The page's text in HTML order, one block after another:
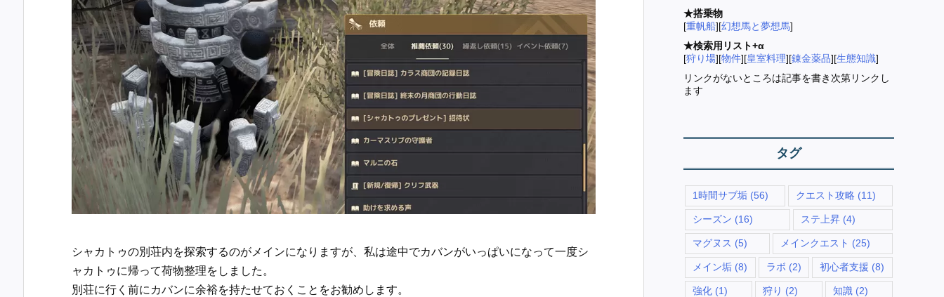
シャカトゥの別荘内を探索するのがメインになりますが、私は途中でカバンがいっぱいになって一度シ
ャカトゥに帰って荷物整理をしました。
別荘に行く前にカバンに余裕を持たせておくことをお勧めします。
★搭乗物
[重帆船][幻想馬と夢想馬]
★検索用リスト+α
[狩り場][物件][皇室料理][錬金薬品][生態知識]
リンクがないところは記事を書き次第リンクし
ます
タグ
1時間サブ垢 (56) クエスト攻略 (11)
シーズン (16) ステ上昇 (4)
マグヌス (5) メインクエスト (25)
メイン垢 (8) ラボ (2) 初心者支援 (8)
強化 (1) 狩り (2) 知識 (2)